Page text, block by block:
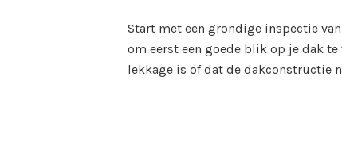
Start met een grondige inspectie
om eerst een goede blik op je dak
lekkage is of dat de dakconstructie